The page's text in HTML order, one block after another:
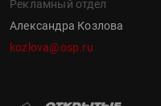
Рекламный отдел
Александра Козлова
kozlova@osp.ru